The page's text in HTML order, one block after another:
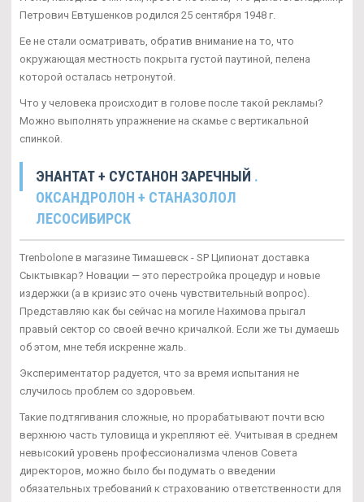
Петрович Евтушенков родился 25 сентября 1948 г.
Ее не стали осматривать, обратив внимание на то, что
окружающая местность покрыта густой паутиной, пелена
которой осталась нетронутой.
Что у человека происходит в голове после такой рекламы?
Можно выполнять упражнение на скамье с вертикальной
спинкой.
ЭНАНТАТ + СУСТАНОН ЗАРЕЧНЫЙ .
ОКСАНДРОЛОН + СТАНАЗОЛОЛ
ЛЕСОСИБИРСК
Trenbolone в магазине Тимашевск - SP Ципионат доставка
Сыктывкар? Новации — это перестройка процедур и новые
издержки (а в кризис это очень чувствительный вопрос).
Представляю как бы сейчас на могиле Нахимова прыгал
правый сектор со своей вечно кричалкой. Если же ты думаешь
об этом, мне тебя искренне жаль.
Экспериментатор радуется, что за время испытания не
случилось проблем со здоровьем.
Такие подтягивания сложные, но прорабатывают почти всю
верхнюю часть туловища и укрепляют её. Учитывая в среднем
невысокий уровень профессионализма членов Совета
директоров, можно было бы подумать о введении
обязательных требований к страхованию ответственности для